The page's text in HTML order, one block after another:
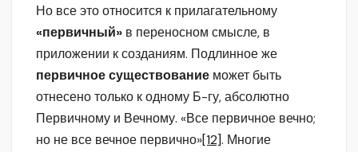
Но все это относится к прилагательному
«первичный» в переносном смысле, в
приложении к созданиям. Подлинное же
первичное существование может быть
отнесено только к одному Б-гу, абсолютно
Первичному и Вечному. «Все первичное вечно;
но не все вечное первично»[12]. Многие